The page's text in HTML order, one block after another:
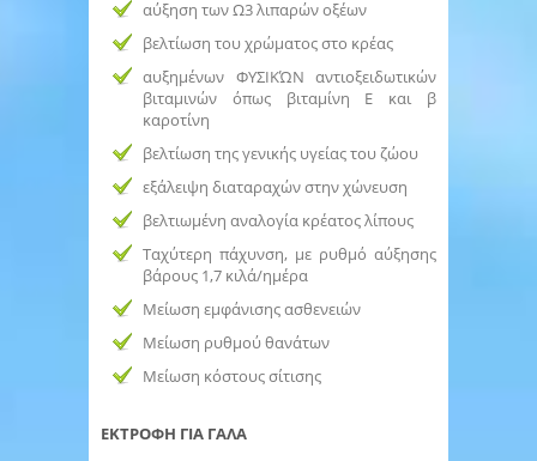
αύξηση των Ω3 λιπαρών οξέων
βελτίωση του χρώματος στο κρέας
αυξημένων ΦΥΣΙΚΏΝ αντιοξειδωτικών
βιταμινών όπως βιταμίνη Ε και β
καροτίνη
βελτίωση της γενικής υγείας του ζώου
εξάλειψη διαταραχών στην χώνευση
βελτιωμένη αναλογία κρέατος λίπους
Ταχύτερη πάχυνση, με ρυθμό αύξησης
βάρους 1,7 κιλά/ημέρα
Μείωση εμφάνισης ασθενειών
Μείωση ρυθμού θανάτων
Μείωση κόστους σίτισης
ΕΚΤΡΟΦΗ ΓΙΑ ΓΑΛΑ